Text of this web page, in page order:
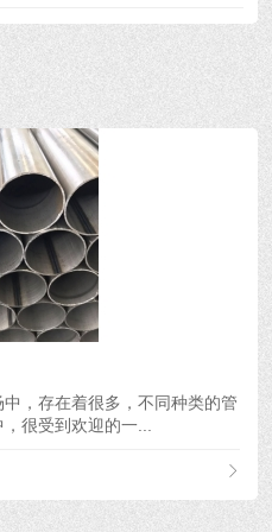
，存在着很多，不同种类的管
很受到欢迎的一...